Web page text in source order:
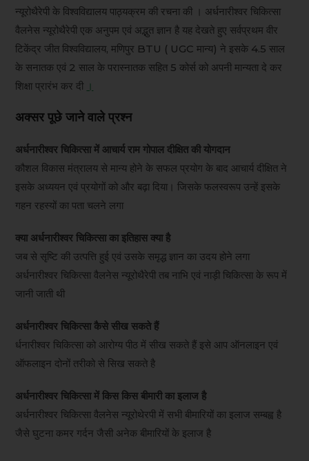
न्यूरोथैरेपी के विश्वविद्यालय पाठ्यक्रम की रचना की । अर्धनारीश्वर चिकित्सा
वैलनेस न्यूरोथैरेपी एक अनुपम एवं अद्भुत ज्ञान है यह देखते हुए सर्वप्रथम वीर
टिकेंद्र जीत विश्वविद्यालय, मणिपुर BTU ( UGC मान्य) ने इसके 4.5 साल
के सनातक एवं 2 साल के परास्नातक सहित 5 कोर्स को अपनी मान्यता दे कर
शिक्षा प्रारंभ कर दी ।
अक्सर पूछे जाने वाले प्रश्न
अर्धनारीश्वर चिकित्सा में आचार्य राम गोपाल दीक्षित की योगदान
कौशल विकास मंत्रालय से मान्य होने के सफल प्रयोग के बाद आचार्य दीक्षित ने
इसके अध्ययन एवं प्रयोगों को और बढ़ा दिया। जिसके फलस्वरूप उन्हें इसके
गहन रहस्यों का पता चलने लगा
क्या अर्धनारीश्वर चिकित्सा का इतिहास क्या है
जब से सृष्टि की उत्पत्ति हुई एवं उसके समृद्ध ज्ञान का उदय होने लगा
अर्धनारीश्वर चिकित्सा वैलनेस न्यूरोथैरेपी तब नाभि एवं नाड़ी चिकित्सा के रूप में
जानी जाती थी
अर्धनारीश्वर चिकित्सा कैसे सीख सकते हैं
र्धनारीश्वर चिकित्सा को आरोग्य पीठ में सीख सकते हैं इसे आप ऑनलाइन एवं
ऑफलाइन दोनों तरीको से सिख सकते है
अर्धनारीश्वर चिकित्सा में किस किस बीमारी का इलाज है
अर्धनारीश्वर चिकित्सा वैलनेस न्यूरोथेरपी में सभी बीमारियों का इलाज सम्बह्व है
जैसे घुटना कमर गर्दन जैसी अनेक बीमारियों के इलाज है